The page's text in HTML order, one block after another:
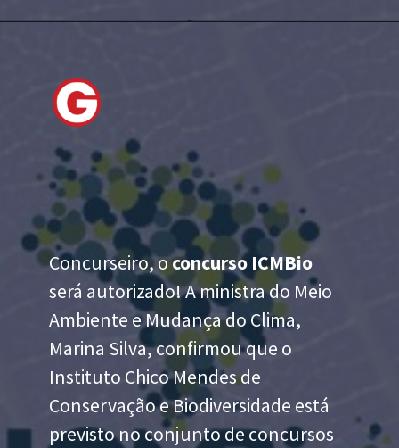
Concurseiro, oconcurso ICMBio
será autorizado! A ministra do Meio
Ambiente e Mudança do Clima,
Marina Silva, confirmou que o
Instituto Chico Mendes de
Conservação e Biodiversidade está
previsto no conjunto de concursos